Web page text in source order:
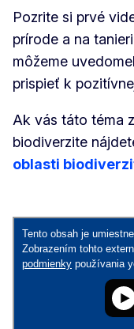
Pozrite si prvé
prírode a na
môžeme
prispieť k
Ak vás táto téma
biodiverzite
oblasti